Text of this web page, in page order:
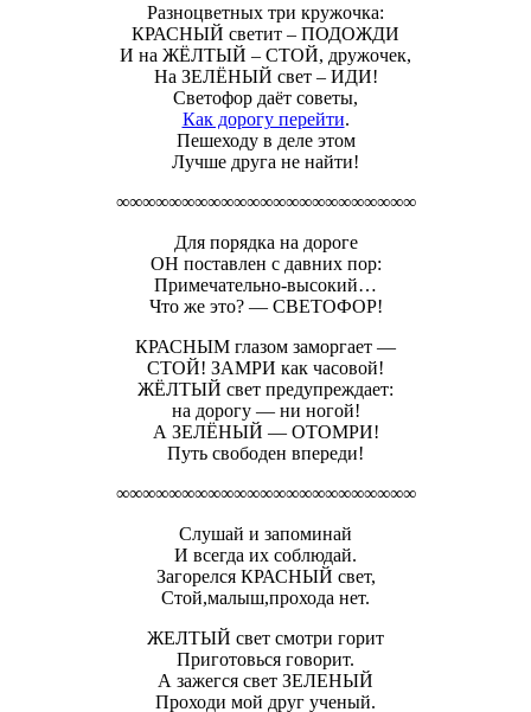
Разноцветных три кружочка:
КРАСНЫЙ светит – ПОДОЖДИ
И на ЖЁЛТЫЙ – СТОЙ, дружочек,
На ЗЕЛЁНЫЙ свет – ИДИ!
Светофор даёт советы,
Как дорогу перейти.
Пешеходу в деле этом
Лучше друга не найти!
∞∞∞∞∞∞∞∞∞∞∞∞∞∞∞∞∞∞∞∞∞∞∞
Для порядка на дороге
ОН поставлен с давних пор:
Примечательно-высокий…
Что же это? — СВЕТОФОР!
КРАСНЫМ глазом заморгает —
СТОЙ! ЗАМРИ как часовой!
ЖЁЛТЫЙ свет предупреждает:
на дорогу — ни ногой!
А ЗЕЛЁНЫЙ — ОТОМРИ!
Путь свободен впереди!
∞∞∞∞∞∞∞∞∞∞∞∞∞∞∞∞∞∞∞∞∞∞∞
Слушай и запоминай
И всегда их соблюдай.
Загорелся КРАСНЫЙ свет,
Стой,малыш,прохода нет.
ЖЕЛТЫЙ свет смотри горит
Приготовься говорит.
А зажегся свет ЗЕЛЕНЫЙ
Проходи мой друг ученый.